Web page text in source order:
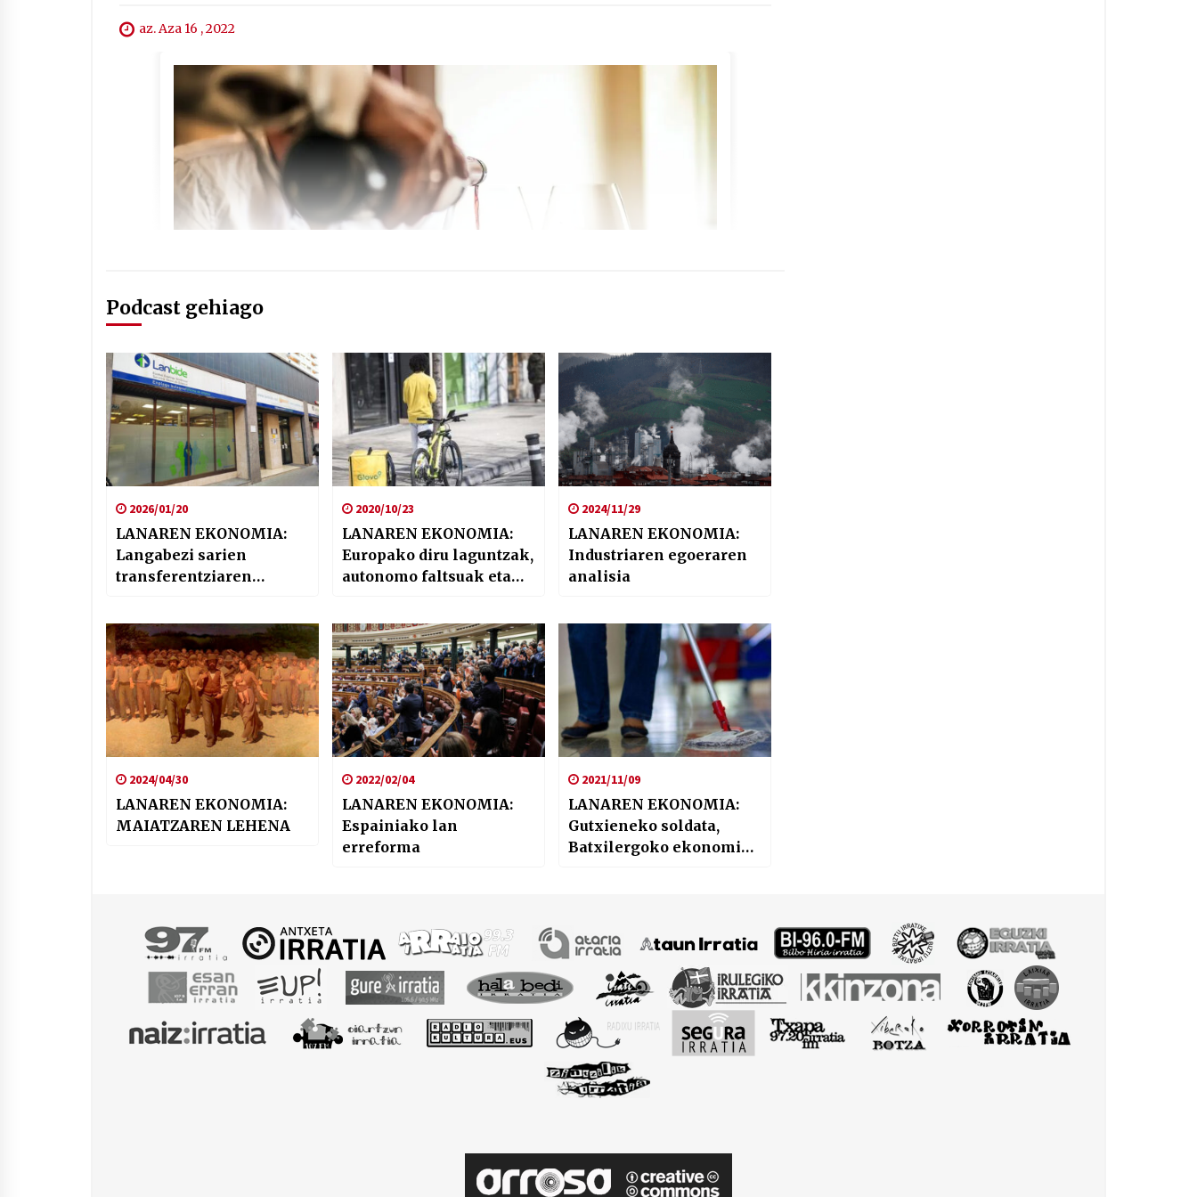
az. Aza 16 , 2022
Podcast gehiago
2026/01/20
LANAREN EKONOMIA:
Langabezi sarien
transferentziaren
aztertu ditugu
2020/10/23
LANAREN EKONOMIA:
Europako diru laguntzak,
autonomo faltsuak eta
aztergai
2024/11/29
LANAREN EKONOMIA:
Industriaren egoeraren
analisia
2024/04/30
LANAREN EKONOMIA:
MAIATZAREN LEHENA
2022/02/04
LANAREN EKONOMIA:
Espainiako lan
erreforma
2021/11/09
LANAREN EKONOMIA:
Gutxieneko soldata,
Batxilergoko ekonomia